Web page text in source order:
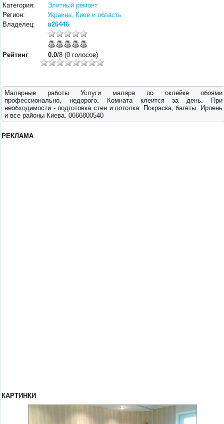
Категория:
Элитный ремонт
Регион:
Украина, Киев и область
Владелец:
u26446
Рейтинг: 0.0/8 (0 голосов)
Малярные работы Услуги маляра по оклейке обоями
профессионально, недорого. Комната клеится за день. При
необходимости - подготовка стен и потолка. Покраска, багеты. Ирпень
и все районы Киева. 0666800540
РЕКЛАМА
КАРТИНКИ